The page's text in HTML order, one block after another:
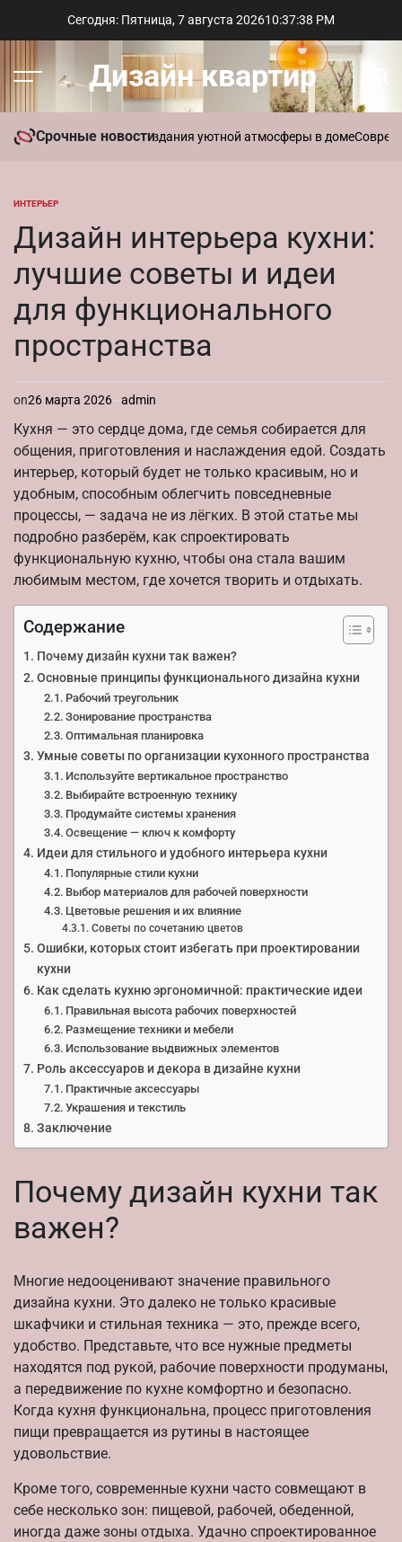
Сегодня: Пятница, 7 августа 202610:37:39 PM
Меню Дизайн квартир
Срочные новости
ароматы для создания уютной атмосферы в домеСовременный
ОПУБЛИКОВАНО
ИНТЕРЬЕР
Дизайн интерьера кухни:
лучшие советы и идеи
для функционального
пространства
on26 марта 2026 admin
Кухня — это сердце дома, где семья собирается для
общения, приготовления и наслаждения едой. Создать
интерьер, который будет не только красивым, но и
удобным, способным облегчить повседневные
процессы, — задача не из лёгких. В этой статье мы
подробно разберём, как спроектировать
функциональную кухню, чтобы она стала вашим
любимым местом, где хочется творить и отдыхать.
Содержание
Почему дизайн кухни так важен?
Основные принципы функционального дизайна кухни
Рабочий треугольник
Зонирование пространства
Оптимальная планировка
Умные советы по организации кухонного пространства
Используйте вертикальное пространство
Выбирайте встроенную технику
Продумайте системы хранения
Освещение — ключ к комфорту
Идеи для стильного и удобного интерьера кухни
Популярные стили кухни
Выбор материалов для рабочей поверхности
Цветовые решения и их влияние
Советы по сочетанию цветов
Ошибки, которых стоит избегать при проектировании
кухни
Как сделать кухню эргономичной: практические идеи
Правильная высота рабочих поверхностей
Размещение техники и мебели
Использование выдвижных элементов
Роль аксессуаров и декора в дизайне кухни
Практичные аксессуары
Украшения и текстиль
Заключение
Почему дизайн кухни так
важен?
Многие недооценивают значение правильного
дизайна кухни. Это далеко не только красивые
шкафчики и стильная техника — это, прежде всего,
удобство. Представьте, что все нужные предметы
находятся под рукой, рабочие поверхности продуманы,
а передвижение по кухне комфортно и безопасно.
Когда кухня функциональна, процесс приготовления
пищи превращается из рутины в настоящее
удовольствие.
Кроме того, современные кухни часто совмещают в
себе несколько зон: пищевой, рабочей, обеденной,
иногда даже зоны отдыха. Удачно спроектированное